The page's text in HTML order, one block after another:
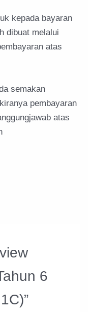
kepada bayaran
dibuat melalui
atas
semakan
pembayaran
atas
6